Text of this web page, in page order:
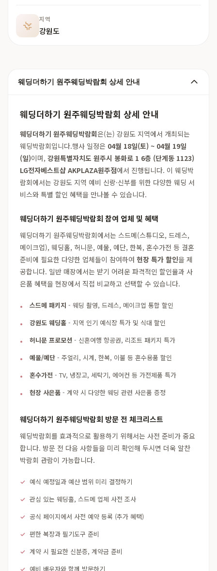
지역
강원도
웨딩더하기 원주웨딩박람회 상세 안내
웨딩더하기 원주웨딩박람회 상세 안내
웨딩더하기 원주웨딩박람회은(는) 강원도 지역에서 개최되는
웨딩박람회입니다.행사 일정은 04월 18일(토) ~ 04월 19일
(일)이며, 강원특별자치도 원주시 봉화로 1 6층 (단계동 1123)
LG전자베스트샵 AKPLAZA원주점에서 진행됩니다. 이 웨딩박
람회에서는 강원도 지역 예비 신랑·신부를 위한 다양한 웨딩 서
비스와 특별 할인 혜택을 만나볼 수 있습니다.
웨딩더하기 원주웨딩박람회 참여 업체 및 혜택
웨딩더하기 원주웨딩박람회에서는 스드메(스튜디오, 드레스,
메이크업), 웨딩홀, 허니문, 예물, 예단, 한복, 혼수가전 등 결혼
준비에 필요한 다양한 업체들이 참여하여 현장 특가 할인을 제
공합니다. 일반 매장에서는 받기 어려운 파격적인 할인율과 사
은품 혜택을 현장에서 직접 비교하고 선택할 수 있습니다.
스드메 패키지 - 웨딩 촬영, 드레스, 메이크업 통합 할인
강원도 웨딩홀 - 지역 인기 예식장 특가 및 식대 할인
허니문 프로모션 - 신혼여행 항공권, 리조트 패키지 특가
예물/예단 - 주얼리, 시계, 한복, 이불 등 혼수용품 할인
혼수가전 - TV, 냉장고, 세탁기, 에어컨 등 가전제품 특가
현장 사은품 - 계약 시 다양한 웨딩 관련 사은품 증정
웨딩더하기 원주웨딩박람회 방문 전 체크리스트
웨딩박람회를 효과적으로 활용하기 위해서는 사전 준비가 중요
합니다. 방문 전 다음 사항들을 미리 확인해 두시면 더욱 알찬
박람회 관람이 가능합니다.
예식 예정일과 예산 범위 미리 결정하기
관심 있는 웨딩홀, 스드메 업체 사전 조사
공식 페이지에서 사전 예약 등록 (추가 혜택)
편한 복장과 필기도구 준비
계약 시 필요한 신분증, 계약금 준비
예비 배우자와 함께 방문하기